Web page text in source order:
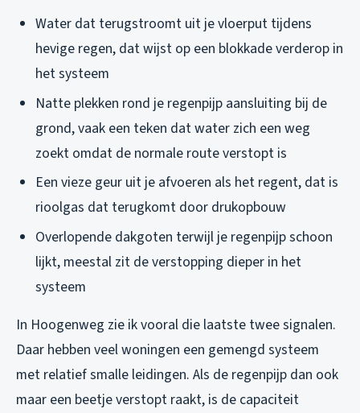
Water dat terugstroomt uit je vloerput tijdens
hevige regen, dat wijst op een blokkade verderop in
het systeem
Natte plekken rond je regenpijp aansluiting bij de
grond, vaak een teken dat water zich een weg
zoekt omdat de normale route verstopt is
Een vieze geur uit je afvoeren als het regent, dat is
rioolgas dat terugkomt door drukopbouw
Overlopende dakgoten terwijl je regenpijp schoon
lijkt, meestal zit de verstopping dieper in het
systeem
In Hoogenweg zie ik vooral die laatste twee signalen.
Daar hebben veel woningen een gemengd systeem
met relatief smalle leidingen. Als de regenpijp dan ook
maar een beetje verstopt raakt, is de capaciteit